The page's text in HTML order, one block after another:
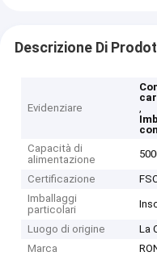
Descrizione Di
Evidenziare
,
Capacità di
alimentazione
Certificazione
Imballaggi
particolari
Luogo di origine
La
Marca